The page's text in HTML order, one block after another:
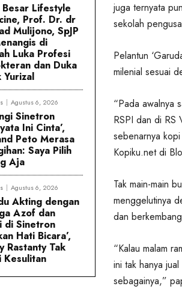
Lifestyle
Prof. Dr. dr
Mulijono, SpJP
di
Luka Profesi
dan Duka
Yurizal
Agustus 6, 2026
Sinetron
Ini Cinta’,
Peto Merasa
Saya Pilih
Aja
Agustus 6, 2026
Akting dengan
Azof dan
di Sinetron
Hati Bicara’,
Rastanty Tak
Kesulitan
juga ternyata
sekolah
Pelantun
milenial sesuai
“Pada awalnya
RSPI dan di RS
sebenarnya
Kopiku.net di
Tak main-main
menggelutinya
dan
“Kalau malam
ini tak hanya
sebagainya,”